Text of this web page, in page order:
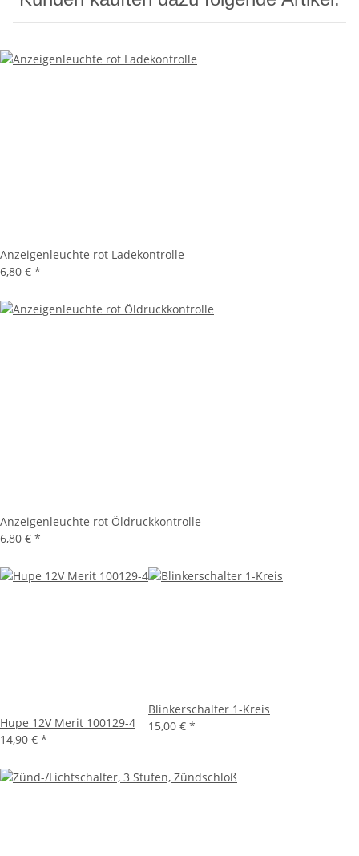
Anzeigenleuchte rot Ladekontrolle
6,80 € *
Anzeigenleuchte rot Öldruckkontrolle
6,80 € *
Hupe 12V Merit 100129-4
14,90 € *
Blinkerschalter 1-Kreis
15,00 € *